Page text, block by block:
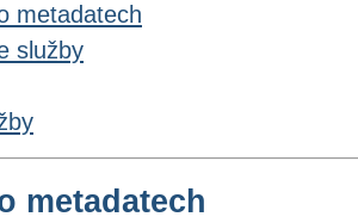
metadatech
služby
metadatech